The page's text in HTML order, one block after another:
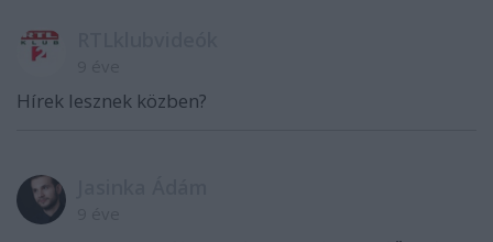
Hírek lesznek közben?